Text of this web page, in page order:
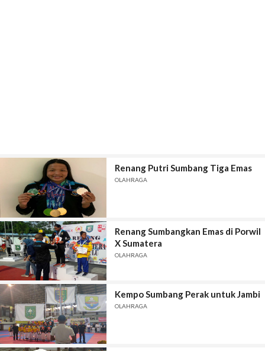
Renang Putri Sumbang Tiga Emas
OLAHRAGA
Renang Sumbangkan Emas di Porwil
X Sumatera
OLAHRAGA
Kempo Sumbang Perak untuk Jambi
OLAHRAGA